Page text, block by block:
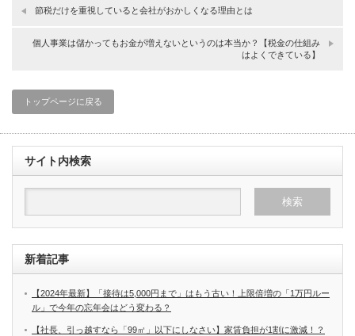
節税だけを重視していると会社がおかしくなる理由とは
個人事業は儲かってもお金が増えないというのは本当か？【税金の仕組み
はよくできている】
トップページに戻る
サイト内検索
新着記事
【2024年最新】「接待は5,000円まで」はもう古い！上限倍増の「1万円ルー
ル」で今年の忘年会はどう変わる？
【社長、引っ越すなら「99㎡」以下にしなさい】家賃負担が1割に激減！？